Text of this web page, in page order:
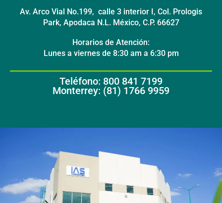
Av. Arco Vial No.199, calle 3 interior I, Col. Prologis
Park, Apodaca N.L. México, C.P. 66627
Horarios de Atención:
Lunes a viernes de 8:30 am a 6:30 pm
Teléfono: 800 841 7199
Monterrey: (81) 1766 9959